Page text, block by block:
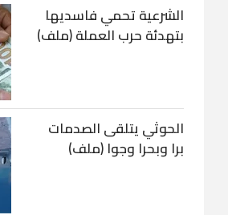
الشرعية تحمي فاسديها
بتهدئة حرب العملة (ملف)
الحوثي يتلقى الصدمات
برا وبحرا وجوا (ملف)